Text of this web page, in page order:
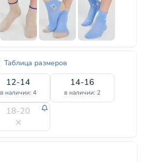
Таблица размеров
12-14
в наличии: 4
14-16
в наличии: 2
18-20